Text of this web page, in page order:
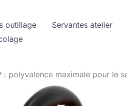
outillage Servantes atelier
: polyvalence maximale pour le